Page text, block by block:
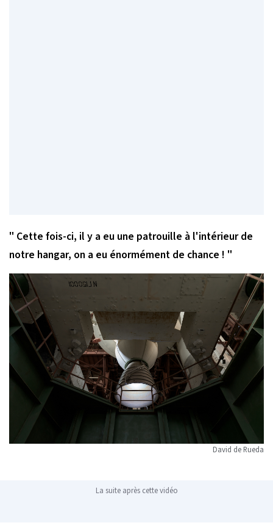
" Cette fois-ci, il y a eu une patrouille à l'intérieur de
notre hangar, on a eu énormément de chance ! "
David de Rueda
La suite après cette vidéo